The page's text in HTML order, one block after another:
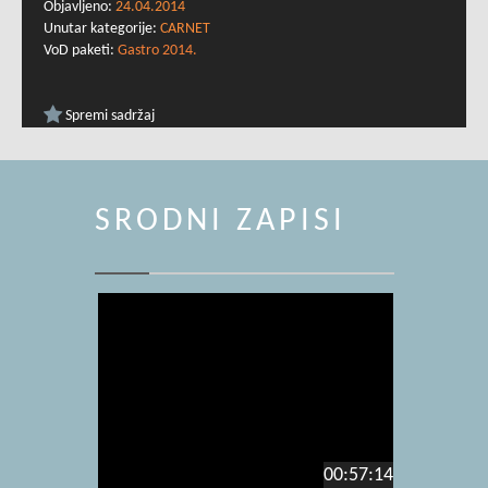
Objavljeno: 24.04.2014
Unutar kategorije: CARNET
VoD paketi: Gastro 2014.
Spremi sadržaj
SRODNI ZAPISI
00:57:14